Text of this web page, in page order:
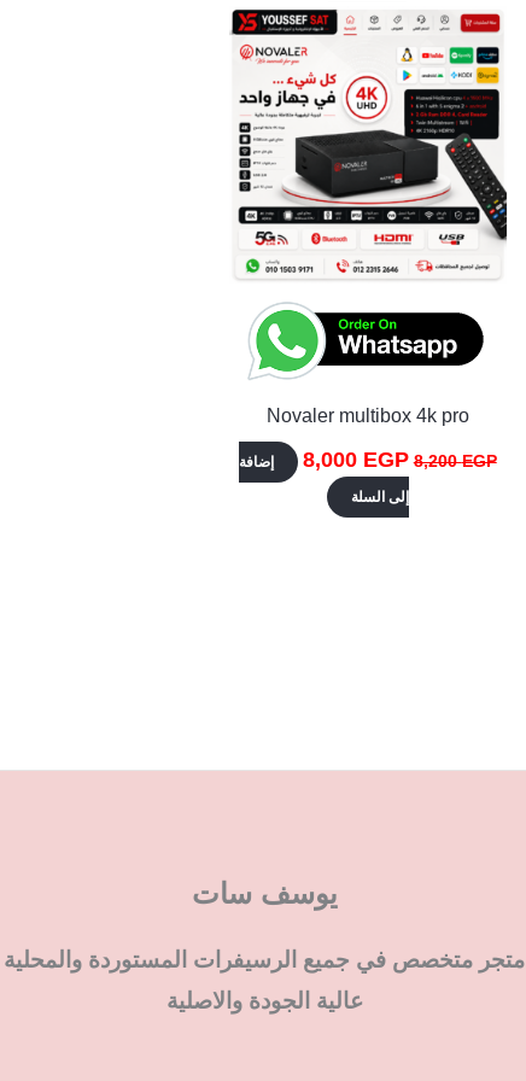
Novaler multibox 4k pro
8,200EGP
هو:
8,200 EGP.
8,000 EGP
هو:
8,000 EGP.
إضافة
إلى السلة
يوسف سات
متجر متخصص في جميع الرسيفرات المستوردة والمحلية
عالية الجودة والاصلية